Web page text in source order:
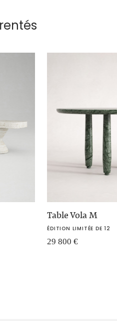
Table Vola M
ÉDITION LIMITÉE DE 12
29 800€